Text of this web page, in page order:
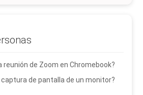
reunión de Zoom en Chromebook?
de pantalla de un monitor?